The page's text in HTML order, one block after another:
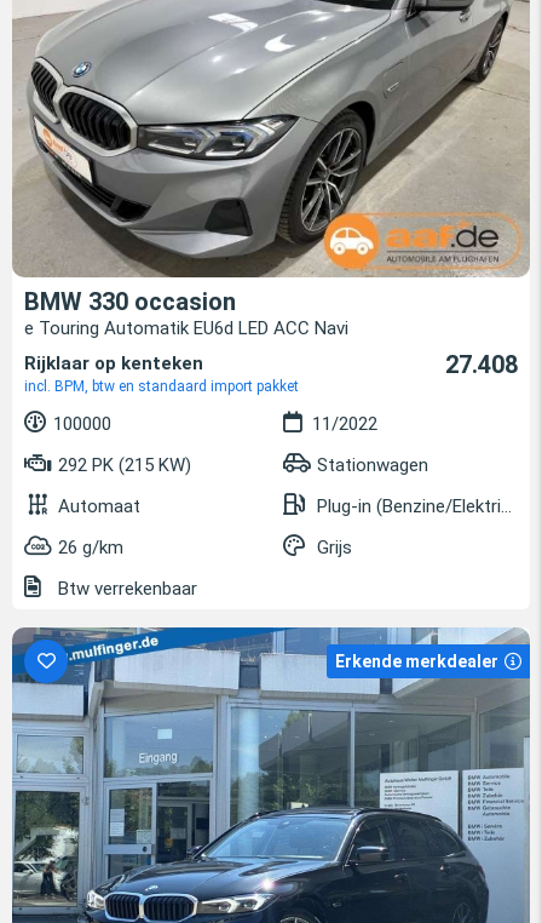
BMW 330 occasion
e Touring Automatik EU6d LED ACC Navi
Rijklaar op kenteken
incl. BPM, btw en standaard import pakket
27.408
100000
11/2022
292 PK (215 KW)
Stationwagen
Automaat
Plug-in (Benzine/Elektrisch)
26 g/km
Grijs
Btw verrekenbaar
Erkende merkdealer